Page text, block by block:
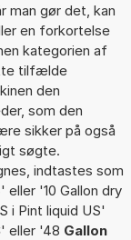
man gør det, kan
en forkortelse
kategorien af
tilfælde
den
som den
sikker på også
søgte.
indtastes som
eller '10 Gallon dry
i Pint liquid US'
' eller '48 Gallon